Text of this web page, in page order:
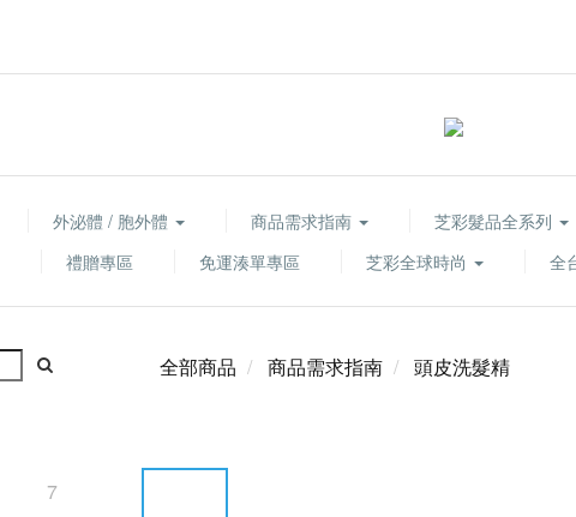
外泌體 / 胞外體 商品需求指南 芝彩髮品全系列
禮贈專區
免運湊單專區 芝彩全球時尚 全
7
全部商品 商品需求指南 頭皮洗髮精